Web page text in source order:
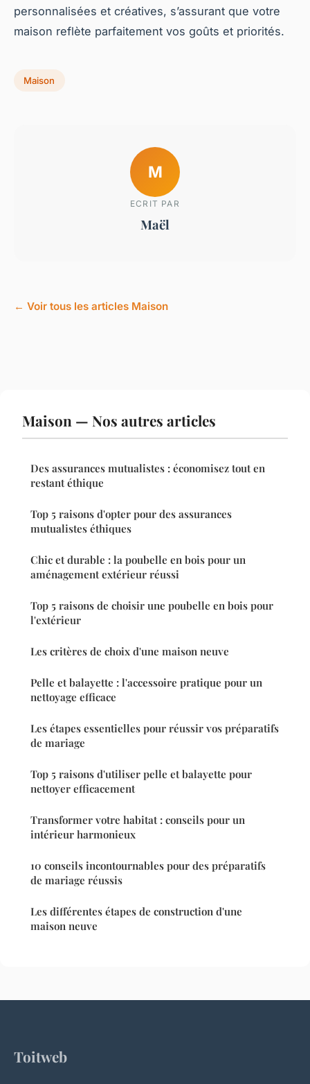
personnalisées et créatives, s’assurant que votre
maison reflète parfaitement vos goûts et priorités.
Maison
M
ECRIT PAR
Maël
← Voir tous les articles Maison
Maison — Nos autres articles
Des assurances mutualistes : économisez tout en
restant éthique
Top 5 raisons d'opter pour des assurances
mutualistes éthiques
Chic et durable : la poubelle en bois pour un
aménagement extérieur réussi
Top 5 raisons de choisir une poubelle en bois pour
l'extérieur
Les critères de choix d'une maison neuve
Pelle et balayette : l'accessoire pratique pour un
nettoyage efficace
Les étapes essentielles pour réussir vos préparatifs
de mariage
Top 5 raisons d'utiliser pelle et balayette pour
nettoyer efficacement
Transformer votre habitat : conseils pour un
intérieur harmonieux
10 conseils incontournables pour des préparatifs
de mariage réussis
Les différentes étapes de construction d'une
maison neuve
Toitweb